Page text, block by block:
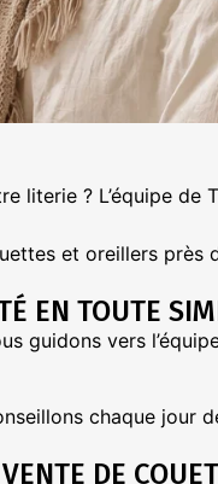
literie ? L’équipe de
et oreillers près
EN TOUTE
guidons vers
chaque jour
DE